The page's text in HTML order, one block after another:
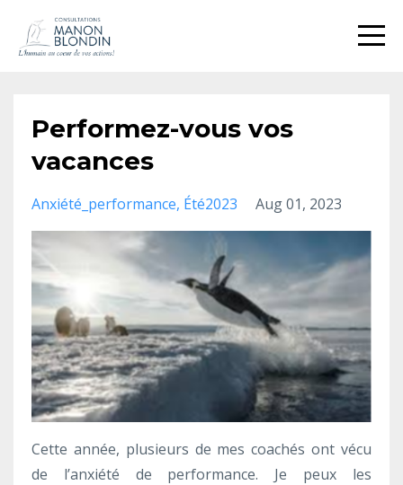
Performez-vous vos
vacances
Anxiété_performance Été2023 Aug 01, 2023
Cette année, plusieurs de mes coachés ont vécu
de l’anxiété de performance. Je peux les